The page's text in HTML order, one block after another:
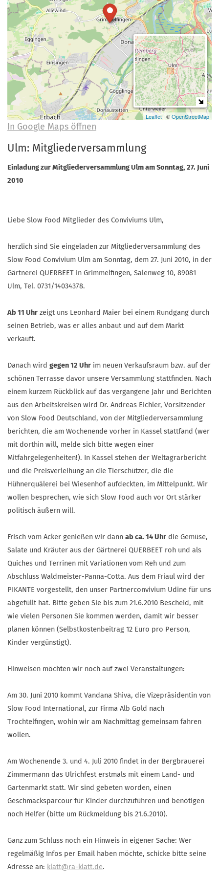
a
n
d
r
-
A
n
m
e
l
d
u
Leaflet | ©OpenStreetMap
In Google Maps öffnen
Ulm: Mitgliederversammlung
Einladung zur Mitgliederversammlung Ulm am Sonntag, 27. Juni
2010
Liebe Slow Food Mitglieder des Conviviums Ulm,
herzlich sind Sie eingeladen zur Mitgliederversammlung des
Slow Food Convivium Ulm am Sonntag, dem 27. Juni 2010, in der
Gärtnerei QUERBEET in Grimmelfingen, Salenweg 10, 89081
Ulm, Tel. 0731/14034378.
Ab 11 Uhr zeigt uns Leonhard Maier bei einem Rundgang durch
seinen Betrieb, was er alles anbaut und auf dem Markt
verkauft.
Danach wird gegen 12 Uhr im neuen Verkaufsraum bzw. auf der
schönen Terrasse davor unsere Versammlung stattfinden. Nach
einem kurzem Rückblick auf das vergangene Jahr und Berichten
aus den Arbeitskreisen wird Dr. Andreas Eichler, Vorsitzender
von Slow Food Deutschland, von der Mitgliederversammlung
berichten, die am Wochenende vorher in Kassel stattfand (wer
mit dorthin will, melde sich bitte wegen einer
Mitfahrgelegenheiten!). In Kassel stehen der Weltagrarbericht
und die Preisverleihung an die Tierschützer, die die
Hühnerquälerei bei Wiesenhof aufdeckten, im Mittelpunkt. Wir
wollen besprechen, wie sich Slow Food auch vor Ort stärker
politisch äußern will.
Frisch vom Acker genießen wir dann ab ca. 14 Uhr die Gemüse,
Salate und Kräuter aus der Gärtnerei QUERBEET roh und als
Quiches und Terrinen mit Variationen vom Reh und zum
Abschluss Waldmeister-Panna-Cotta. Aus dem Friaul wird der
PIKANTE vorgestellt, den unser Partnerconvivium Udine für uns
abgefüllt hat. Bitte geben Sie bis zum 21.6.2010 Bescheid, mit
wie vielen Personen Sie kommen werden, damit wir besser
planen können (Selbstkostenbeitrag 12 Euro pro Person,
Kinder vergünstigt).
Hinweisen möchten wir noch auf zwei Veranstaltungen:
Am 30. Juni 2010 kommt Vandana Shiva, die Vizepräsidentin von
Slow Food International, zur Firma Alb Gold nach
Trochtelfingen, wohin wir am Nachmittag gemeinsam fahren
wollen.
Am Wochenende 3. und 4. Juli 2010 findet in der Bergbrauerei
Zimmermann das Ulrichfest erstmals mit einem Land- und
Gartenmarkt statt. Wir sind gebeten worden, einen
Geschmacksparcour für Kinder durchzuführen und benötigen
noch Helfer (bitte um Rückmeldung bis 21.6.2010).
Ganz zum Schluss noch ein Hinweis in eigener Sache: Wer
regelmäßig Infos per Email haben möchte, schicke bitte seine
Adresse an: klatt@ra-klatt.de.